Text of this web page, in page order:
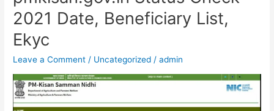
2021 Date, Beneficiary List,
Ekyc
Leave a Comment / Uncategorized /admin
Yojana
10th
Installment-
pmkisan.gov.in
Status
Check
2021